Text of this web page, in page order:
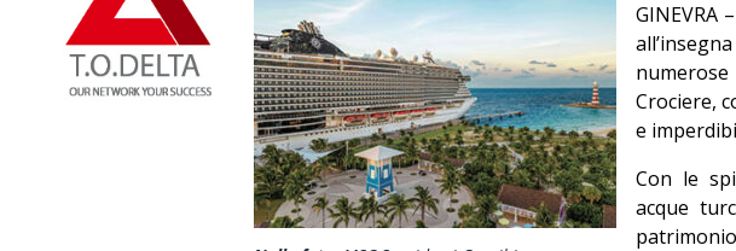
GINEVRA
Crociere,
e
Con le
acque